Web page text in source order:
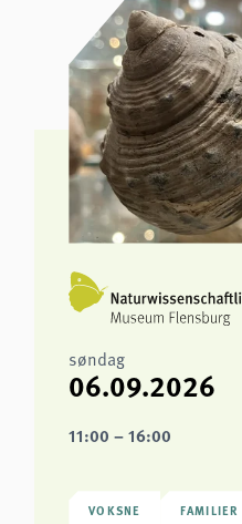
søndag
06.09.2026
11:00 – 16:00
VOKSNE FAMILIER